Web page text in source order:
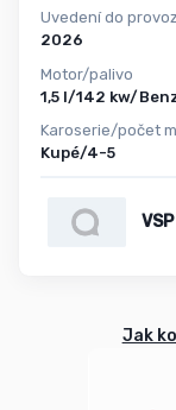
Uvedení do
2026
Motor/palivo
1,5 l/142 kw/
Karoserie/počet
Kupé/4-5
Jak